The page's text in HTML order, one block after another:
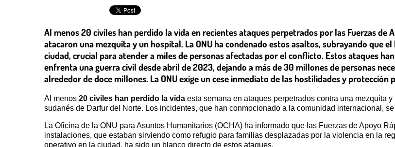
Al menos 20 civiles han perdido la vida en recientes ataques perpetrados por las Fuerzas de
atacaron una mezquita y un hospital. La ONU ha condenado estos asaltos, subrayando que
ciudad, crucial para atender a miles de personas afectadas por el conflicto. Estos ataques
enfrenta una guerra civil desde abril de 2023, dejando a más de 30 millones de personas
alrededor de doce millones. La ONU exige un cese inmediato de las hostilidades y protección
Al menos 20 civiles han perdido la vida esta semana en ataques perpetrados contra una mezquita
sudanés de Darfur del Norte. Los incidentes, que han conmocionado a la comunidad internacional,
La Oficina de la ONU para Asuntos Humanitarios (OCHA) ha informado que las Fuerzas de Apoyo
instalaciones, que estaban sirviendo como refugio para familias desplazadas por la violencia en la
operativo en la ciudad, ha sido un blanco directo de estos ataques.